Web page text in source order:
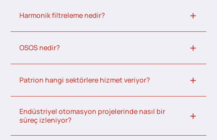
Harmonik filtreleme nedir?
OSOS nedir?
Patrion hangi sektörlere hizmet veriyor?
Endüstriyel otomasyon projelerinde nasıl bir
süreç izleniyor?